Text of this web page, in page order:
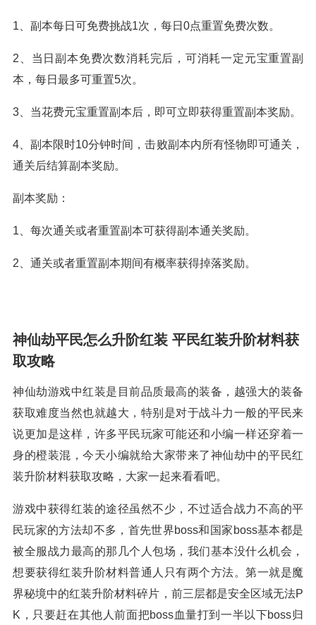
1、副本每日可免费挑战1次，每日0点重置免费次数。
2、当日副本免费次数消耗完后，可消耗一定元宝重置副
本，每日最多可重置5次。
3、当花费元宝重置副本后，即可立即获得重置副本奖励。
4、副本限时10分钟时间，击败副本内所有怪物即可通关，
通关后结算副本奖励。
副本奖励：
1、每次通关或者重置副本可获得副本通关奖励。
2、通关或者重置副本期间有概率获得掉落奖励。
神仙劫平民怎么升阶红装 平民红装升阶材料获
取攻略
神仙劫游戏中红装是目前品质最高的装备，越强大的装备
获取难度当然也就越大，特别是对于战斗力一般的平民来
说更加是这样，许多平民玩家可能还和小编一样还穿着一
身的橙装混，今天小编就给大家带来了神仙劫中的平民红
装升阶材料获取攻略，大家一起来看看吧。
游戏中获得红装的途径虽然不少，不过适合战力不高的平
民玩家的方法却不多，首先世界boss和国家boss基本都是
被全服战力最高的那几个人包场，我们基本没什么机会，
想要获得红装升阶材料普通人只有两个方法。第一就是魔
界秘境中的红装升阶材料碎片，前三层都是安全区域无法P
K，只要赶在其他人前面把boss血量打到一半以下boss归